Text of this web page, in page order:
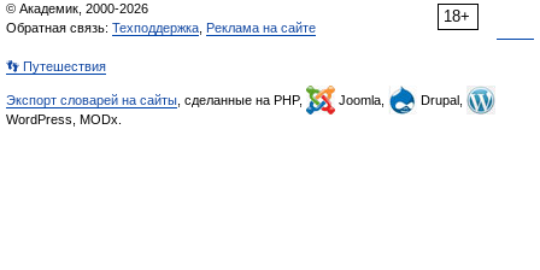
18+
© Академик, 2000-2026
Обратная связь: Техподдержка Реклама на сайте
👣 Путешествия
Экспорт словарей на сайты , сделанные на PHP, Joomla,
Drupal,
WordPress, MODx.